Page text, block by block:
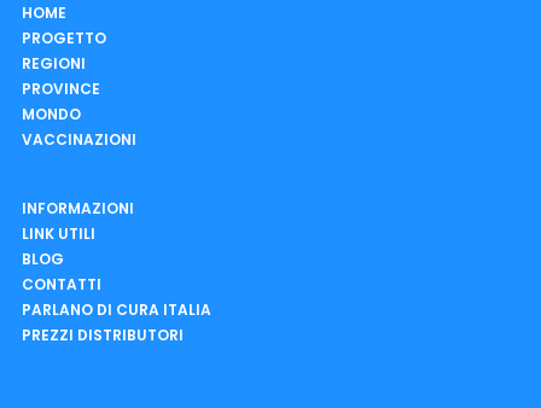
HOME
PROGETTO
REGIONI
PROVINCE
MONDO
VACCINAZIONI
INFORMAZIONI
LINK UTILI
BLOG
CONTATTI
PARLANO DI CURA ITALIA
PREZZI DISTRIBUTORI